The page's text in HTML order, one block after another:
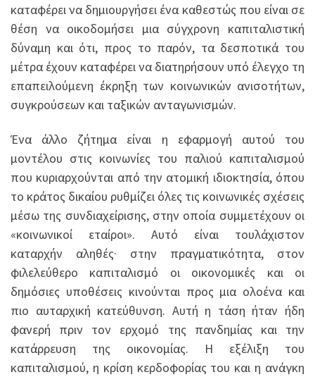
καταφέρει να δημιουργήσει ένα καθεστώς που είναι σε
θέση να οικοδομήσει μια σύγχρονη καπιταλιστική
δύναμη και ότι, προς το παρόν, τα δεσποτικά του
μέτρα έχουν καταφέρει να διατηρήσουν υπό έλεγχο τη
επαπειλούμενη έκρηξη των κοινωνικών ανισοτήτων,
συγκρούσεων και ταξικών ανταγωνισμών.
Ένα άλλο ζήτημα είναι η εφαρμογή αυτού του
μοντέλου στις κοινωνίες του παλιού καπιταλισμού
που κυριαρχούνται από την ατομική ιδιοκτησία, όπου
το κράτος δικαίου ρυθμίζει όλες τις κοινωνικές σχέσεις
μέσω της συνδιαχείρισης, στην οποία συμμετέχουν οι
«κοινωνικοί εταίροι». Αυτό είναι τουλάχιστον
καταρχήν αληθές· στην πραγματικότητα, στον
φιλελεύθερο καπιταλισμό οι οικονομικές και οι
δημόσιες υποθέσεις κινούνται προς μια ολοένα και
πιο αυταρχική κατεύθυνση. Αυτή η τάση ήταν ήδη
φανερή πριν τον ερχομό της πανδημίας και την
κατάρρευση της οικονομίας. Η εξέλιξη του
καπιταλισμού, η κρίση κερδοφορίας του και η ανάγκη